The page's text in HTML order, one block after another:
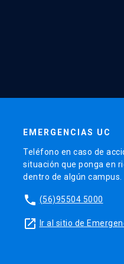
EMERGENCIAS UC
Teléfono en caso de
situación que ponga en
dentro de algún campus.
phone (56)95504 5000
launch Ir al sitio de